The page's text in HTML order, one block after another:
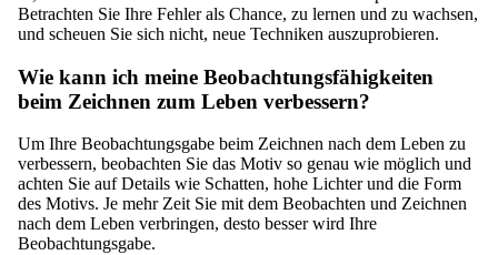
Betrachten Sie Ihre Fehler als Chance, zu lernen und zu wachsen,
und scheuen Sie sich nicht, neue Techniken auszuprobieren.
Wie kann ich meine Beobachtungsfähigkeiten
beim Zeichnen zum Leben verbessern?
Um Ihre Beobachtungsgabe beim Zeichnen nach dem Leben zu
verbessern, beobachten Sie das Motiv so genau wie möglich und
achten Sie auf Details wie Schatten, hohe Lichter und die Form
des Motivs. Je mehr Zeit Sie mit dem Beobachten und Zeichnen
nach dem Leben verbringen, desto besser wird Ihre
Beobachtungsgabe.